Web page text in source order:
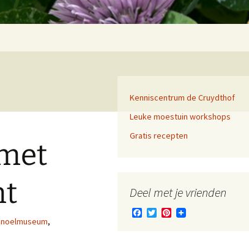
,
Kenniscentrum de Cruydthof
Leuke moestuin workshops
Gratis recepten
Deel met je vrienden
T
P